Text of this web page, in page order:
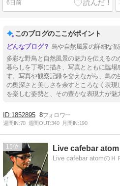
6日前
このブログのここがポイント
鳥や自然風景の詳細な
多彩な野鳥と自然風景の魅力を伝える
暮らしを丁寧に描き、写真とともに臨場
す。写真や観察記録を交えながら、鳥
の奥深さと美しさを余すところなく表
を楽しむ姿勢と、その豊かな表現力が魅
1852895 8
週間IN:70 週間OUT:340 月間IN:190
15 Live cafebar atom
Live cafebar atomのＨ